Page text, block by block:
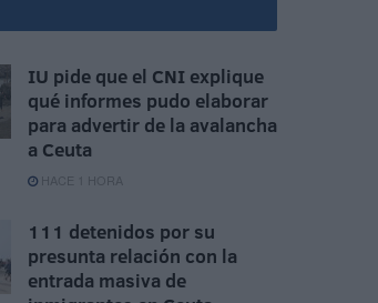
IU pide que el CNI explique
qué informes pudo elaborar
para advertir de la avalancha
a Ceuta
HACE 1 HORA
111 detenidos por su
presunta relación con la
entrada masiva de